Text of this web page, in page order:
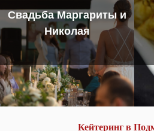
Свадьба Маргариты и
Николая
Кейтеринг в